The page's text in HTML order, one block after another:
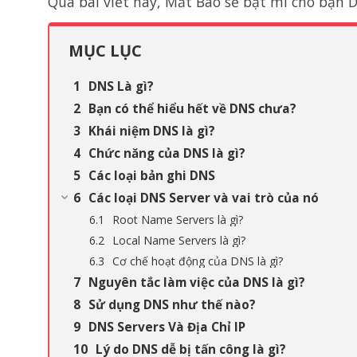
MỤC LỤC
DNS Là gì?
Bạn có thể hiểu hết về DNS chưa?
Khái niệm DNS là gì?
Chức năng của DNS là gì?
Các loại bản ghi DNS
Các loại DNS Server và vai trò của nó
Root Name Servers là gì?
Local Name Servers là gì?
Cơ chế hoạt động của DNS là gì?
Nguyên tắc làm việc của DNS là gì?
Sử dụng DNS như thế nào?
DNS Servers Và Địa Chỉ IP
Lý do DNS dễ bị tấn công là gì?